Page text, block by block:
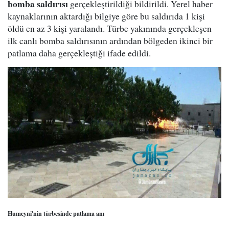
bomba saldırısı gerçekleştirildiği bildirildi. Yerel haber
kaynaklarının aktardığı bilgiye göre bu saldırıda 1 kişi
öldü en az 3 kişi yaralandı. Türbe yakınında gerçekleşen
ilk canlı bomba saldırısının ardından bölgeden ikinci bir
patlama daha gerçekleştiği ifade edildi.
Humeyni'nin türbesinde patlama anı